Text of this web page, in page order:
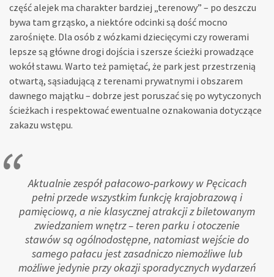
część alejek ma charakter bardziej „terenowy” – po deszczu
bywa tam grząsko, a niektóre odcinki są dość mocno
zarośnięte. Dla osób z wózkami dziecięcymi czy rowerami
lepsze są główne drogi dojścia i szersze ścieżki prowadzące
wokół stawu. Warto też pamiętać, że park jest przestrzenią
otwartą, sąsiadującą z terenami prywatnymi i obszarem
dawnego majątku – dobrze jest poruszać się po wytyczonych
ścieżkach i respektować ewentualne oznakowania dotyczące
zakazu wstępu.
Aktualnie zespół pałacowo‑parkowy w Pęcicach
pełni przede wszystkim funkcję krajobrazową i
pamięciową, a nie klasycznej atrakcji z biletowanym
zwiedzaniem wnętrz – teren parku i otoczenie
stawów są ogólnodostępne, natomiast wejście do
samego pałacu jest zasadniczo niemożliwe lub
możliwe jedynie przy okazji sporadycznych wydarzeń